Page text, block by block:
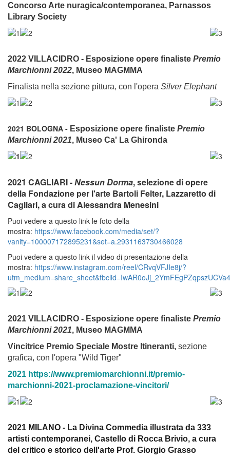
Concorso Arte nuragica/contemporanea, Parnassos
Library Society
2022 VILLACIDRO - Esposizione opere finaliste Premio
Marchionni 2022, Museo MAGMMA
Finalista nella sezione pittura, con l'opera Silver Elephant
2021 BOLOGNA - Esposizione opere finaliste Premio
Marchionni 2021, Museo Ca' La Ghironda
2021 CAGLIARI -Nessun Dorma, selezione di opere
della Fondazione per l'arte Bartoli Felter, Lazzaretto di
Cagliari, a cura di Alessandra Menesini
Puoi vedere a questo link le foto della
mostra: https://www.facebook.com/media/set/?
vanity=100007172895231&set=a.2931163730466028
Puoi vedere a questo link il video di presentazione della
mostra: https://www.instagram.com/reel/CRvqVFJIe8j/?
2021 VILLACIDRO - Esposizione opere finaliste Premio
Marchionni 2021, Museo MAGMMA
Vincitrice Premio Speciale Mostre Itineranti, sezione
grafica, con l'opera "Wild Tiger"
2021 https://www.premiomarchionni.it/premio-
marchionni-2021-proclamazione-vincitori/
2021 MILANO - La Divina Commedia illustrata da 333
artisti contemporanei, Castello di Rocca Brivio, a cura
del critico e storico dell'arte Prof. Giorgio Grasso